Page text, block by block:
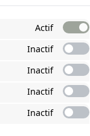
Actif
Inactif
Inactif
Inactif
Inactif